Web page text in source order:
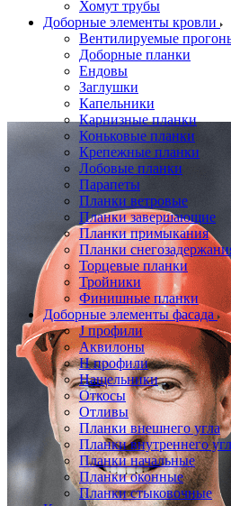
Хомут трубы
Доборные элементы кровли
Вентилируемые
Доборные планки
Ендовы
Заглушки
Капельники
Карнизные планки
Коньковые планки
Крепежные планки
Лобовые планки
Парапеты
Планки ветровые
Планки завершающие
Планки примыкания
Планки
Торцевые планки
Тройники
Финишные планки
Доборные элементы фасада
J профили
Аквилоны
Н профили
Нащельники
Откосы
Отливы
Планки внешнего угла
Планки внутреннего
Планки начальные
Планки оконные
Планки стыковочные